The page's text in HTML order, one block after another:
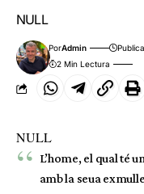
NULL
PorAdmin
2 Min Lectura
NULL
L’home, el qual té
amb la seua